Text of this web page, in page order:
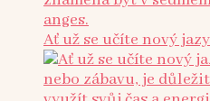
Ať už se učíte nový